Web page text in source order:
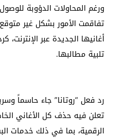
ورغم المحاولات الدؤوبة
تفاقمت الأمور بشكل غير
أغانيها الجديدة عبر
تلبية مطالبها.
رد فعل “روتانا” جاء حاسماً
تعلن فيه حذف كل الأغاني
الرقمية، بما في ذلك خدمات